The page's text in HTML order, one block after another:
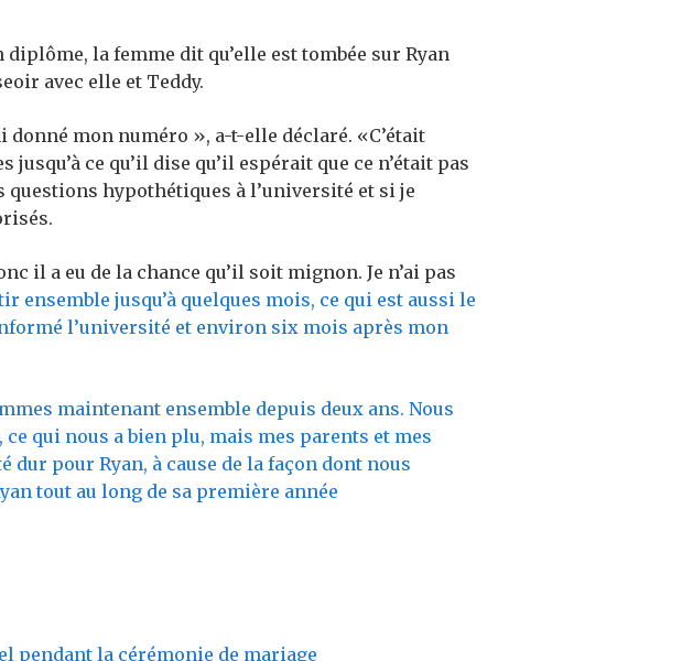
la femme dit qu’elle est tombée sur Ryan
avec elle et Teddy.
donné mon numéro », a-t-elle déclaré. «C’était
ce qu’il dise qu’il espérait que ce n’était pas
hypothétiques à l’université et si je
il a eu de la chance qu’il soit mignon. Je n’ai pas
ensemble jusqu’à quelques mois, ce qui est aussi le
l’université et environ six mois après mon
maintenant ensemble depuis deux ans. Nous
ce qui nous a bien plu, mais mes parents et mes
pour Ryan, à cause de la façon dont nous
tout au long de sa première année